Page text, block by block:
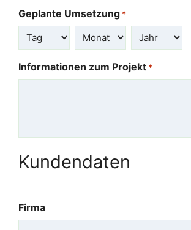
Geplante Umsetzung *
Tag Monat Jahr
Informationen zum Projekt *
Kundendaten
Firma